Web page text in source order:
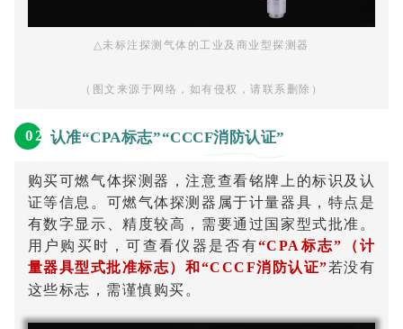
△ 未标注探测气体的工业及商业型探测器
（图文来源于网络，如有侵权，请联系删除）
02 认准“CPA标志”“CCCF消防认证”
购买可燃气体探测器，注意查看铭牌上的标识及认
证等信息。可燃气体探测器属于计量器具，特点是
有数字显示、精度较高，需要通过国家型式批准。
用户购买时，可查看仪器是否有“CPA标志”（计
量器具型式批准标志）和“CCCF消防认证”若没有
这些标志，需谨慎购买。